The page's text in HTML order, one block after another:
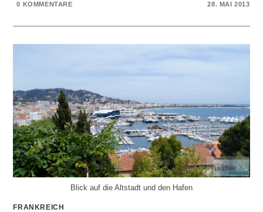
0 KOMMENTARE 28. MAI 2013
Blick auf die Altstadt und den Hafen
FRANKREICH